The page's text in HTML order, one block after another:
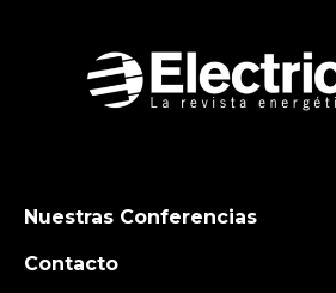
Nuestras Conferencias
Contacto